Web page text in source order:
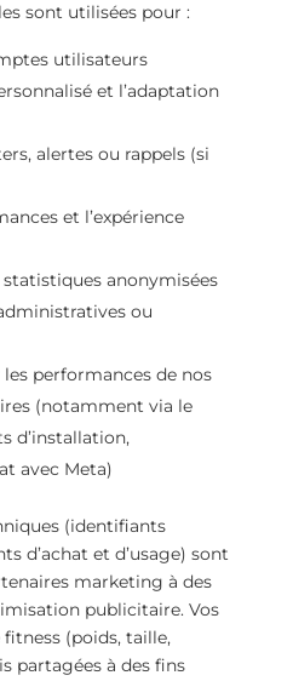
sont utilisées pour :
utilisateurs
et l’adaptation
alertes ou rappels (si
et l’expérience
statistiques anonymisées
ou
performances de nos
(notamment via le
d’installation,
avec Meta)
(identifiants
d’achat et d’usage) sont
marketing à des
publicitaire. Vos
(poids, taille,
partagées à des fins